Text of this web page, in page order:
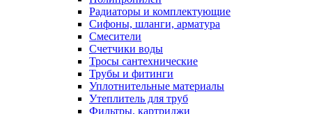
Радиаторы и комплектующие
Сифоны, шланги, арматура
Смесители
Счетчики воды
Тросы сантехнические
Трубы и фитинги
Уплотнительные материалы
Утеплитель для труб
Фильтры, картриджи